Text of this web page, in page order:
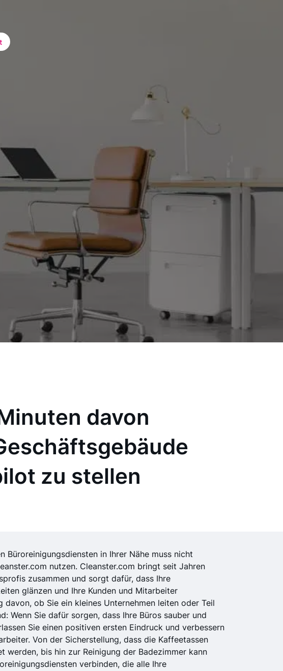
davon
zu stellen
Büroreinigungsdiensten in Ihrer Nähe muss nicht
nutzen. Cleanster.com bringt seit Jahren
zusammen und sorgt dafür, dass Ihre
glänzen und Ihre Kunden und Mitarbeiter
davon, ob Sie ein kleines Unternehmen leiten oder Teil
Wenn Sie dafür sorgen, dass Ihre Büros sauber und
Sie einen positiven ersten Eindruck und verbessern
Von der Sicherstellung, dass die Kaffeetassen
werden, bis hin zur Reinigung der Badezimmer kann
verbinden, die alle Ihre